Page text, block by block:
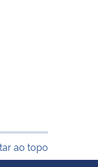
ao topo